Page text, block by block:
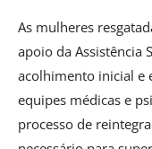
As mulheres
apoio da Assistência
acolhimento inicial e
equipes médicas e
processo de